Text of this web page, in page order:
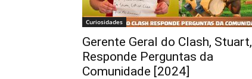
Curiosidades
Gerente Geral do Clash, Stuart,
Responde Perguntas da
Comunidade [2024]